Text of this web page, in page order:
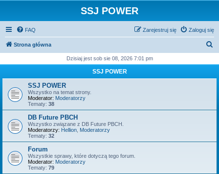
SSJ POWER
FAQ Zaloguj się
Zarejestruj się
Strona główna
k
Dzisiaj jest sob sie 08, 2026 7:01 pm
SSJ POWER
SSJ POWER
Wszystko na temat strony.
Moderator: Moderatorzy
Tematy: 38
DB Future PBCH
Wszystko związane z DB Future PBCH.
Moderatorzy: Hellion Moderatorzy
Tematy: 32
Forum
Wszystkie sprawy, które dotyczą tego forum.
Moderator: Moderatorzy
Tematy: 79